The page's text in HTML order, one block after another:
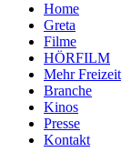
Home
Greta
Filme
HÖRFILM
Mehr Freizeit
Branche
Kinos
Presse
Kontakt